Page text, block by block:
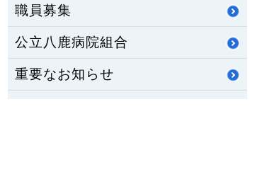
職員募集
公立八鹿病院組合
重要なお知らせ